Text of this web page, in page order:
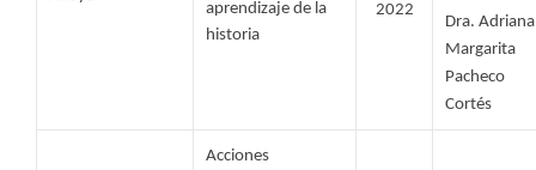
aprendizaje de la
historia
2022
Dra. Adriana
Margarita
Pacheco
Cortés
Acciones